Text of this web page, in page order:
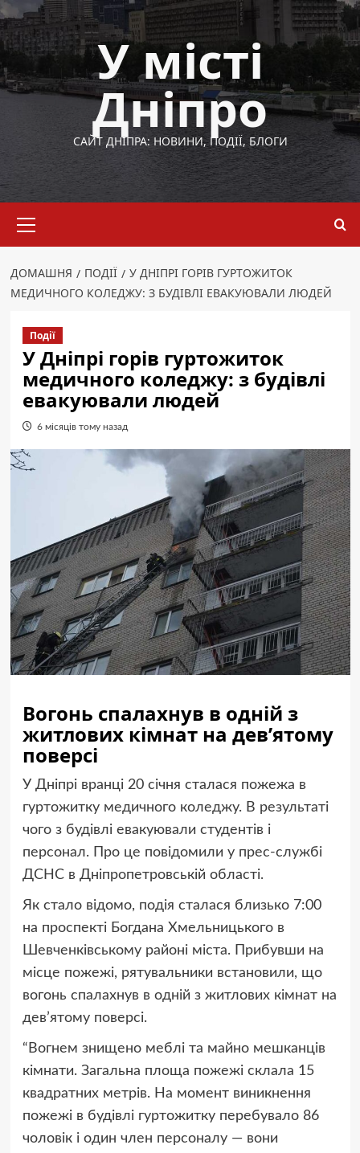
Перейти
до
вмісту
У місті
Дніпро
САЙТ ДНІПРА: НОВИНИ, ПОДІЇ, БЛОГИ
меню
ДОМАШНЯ ПОДІЇ
У ДНІПРІ ГОРІВ ГУРТОЖИТОК
МЕДИЧНОГО КОЛЕДЖУ: З БУДІВЛІ ЕВАКУЮВАЛИ ЛЮДЕЙ
Події
У Дніпрі горів гуртожиток
медичного коледжу: з будівлі
евакуювали людей
6 місяців тому назад
Вогонь спалахнув в одній з
житлових кімнат на дев’ятому
поверсі
У Дніпрі вранці 20 січня сталася пожежа в
гуртожитку медичного коледжу. В результаті
чого з будівлі евакуювали студентів і
персонал. Про це повідомили у прес-службі
ДСНС в Дніпропетровській області.
Як стало відомо, подія сталася близько 7:00
на проспекті Богдана Хмельницького в
Шевченківському районі міста. Прибувши на
місце пожежі, рятувальники встановили, що
вогонь спалахнув в одній з житлових кімнат на
дев’ятому поверсі.
“Вогнем знищено меблі та майно мешканців
кімнати. Загальна площа пожежі склала 15
квадратних метрів. На момент виникнення
пожежі в будівлі гуртожитку перебувало 86
чоловік і один член персоналу — вони